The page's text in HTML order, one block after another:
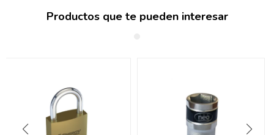
Productos que te pueden interesar